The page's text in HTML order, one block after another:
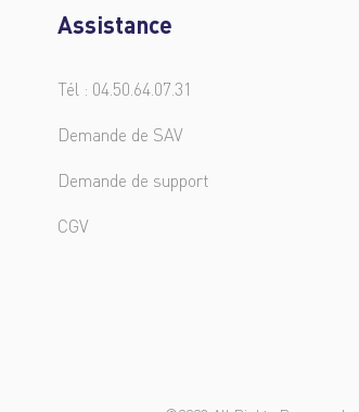
Assistance
Tél : 04.50.64.07.31
Demande de SAV
Demande de support
CGV